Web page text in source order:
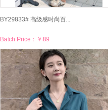
BY29833# 高级感时尚百...
Batch Price： ￥89